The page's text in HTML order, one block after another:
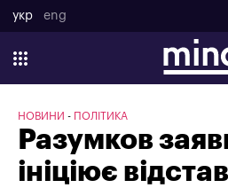
укр eng
НОВИНИ ПОЛІТИКА
Разумков
ініціює